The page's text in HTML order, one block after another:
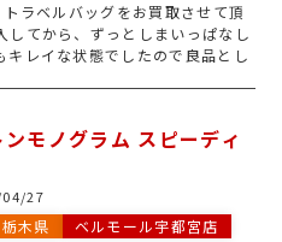
ラベルバッグをお買取させて頂
してから、ずっとしまいっぱなし
レイな状態でしたので良品とし
グラム スピーディ
27
栃木県 ベルモール宇都宮店